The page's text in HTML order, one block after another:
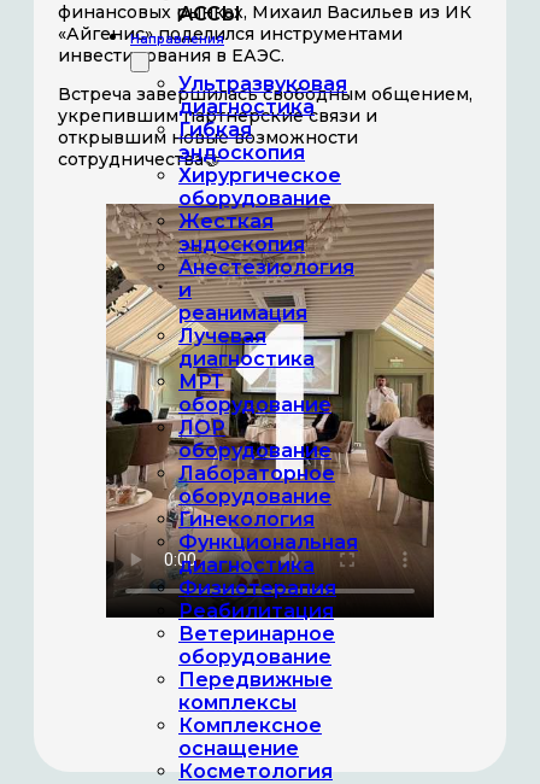
АССЫ
Направления
Ультразвуковая
диагностика
Гибкая
эндоскопия
Хирургическое
оборудование
Жесткая
эндоскопия
Анестезиология
и
реанимация
Лучевая
диагностика
МРТ
оборудование
ЛОР
оборудование
Лабораторное
оборудование
Гинекология
Функциональная
диагностика
Физиотерапия
Реабилитация
Ветеринарное
оборудование
Передвижные
комплексы
Комплексное
оснащение
Косметология
финансовых рынках, Михаил Васильев из ИК
«Айгенис» поделился инструментами
инвестирования в ЕАЭС.
Встреча завершилась свободным общением,
укрепившим партнерские связи и
открывшим новые возможности
сотрудничества🤝